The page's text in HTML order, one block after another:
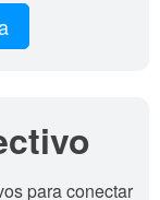
para conectar